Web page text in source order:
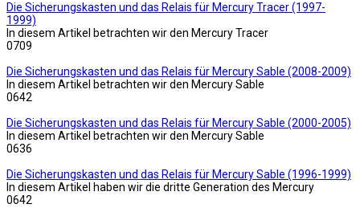
Die Sicherungskasten und das Relais für Mercury Tracer (1997-
1999)
In diesem Artikel betrachten wir den Mercury Tracer
0709
Die Sicherungskasten und das Relais für Mercury Sable (2008-2009)
In diesem Artikel betrachten wir den Mercury Sable
0642
Die Sicherungskasten und das Relais für Mercury Sable (2000-2005)
In diesem Artikel betrachten wir den Mercury Sable
0636
Die Sicherungskasten und das Relais für Mercury Sable (1996-1999)
In diesem Artikel haben wir die dritte Generation des Mercury
0642